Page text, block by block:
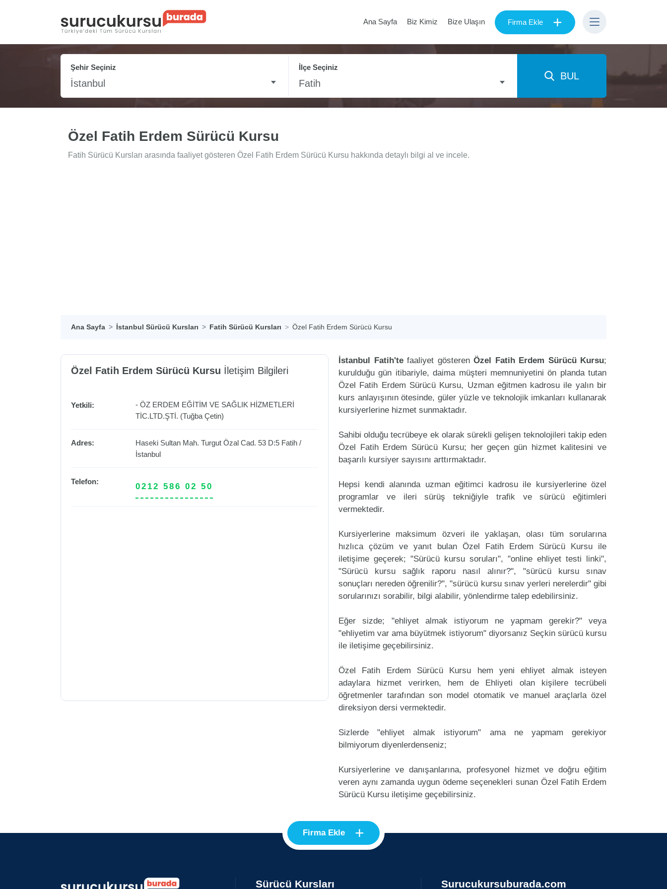
Ana Sayfa Biz Kimiz Bize Ulaşın Firma Ekle +
Şehir Seçiniz
İstanbul
İlçe Seçiniz
Fatih
BUL
Özel Fatih Erdem Sürücü Kursu
Fatih Sürücü Kursları arasında faaliyet gösteren Özel Fatih Erdem Sürücü Kursu hakkında detaylı bilgi al ve incele.
Ana Sayfa İstanbul Sürücü Kursları Fatih Sürücü Kursları Özel Fatih Erdem Sürücü Kursu
Özel Fatih Erdem Sürücü Kursu İletişim Bilgileri
Yetkili:
- ÖZ ERDEM EĞİTİM VE SAĞLIK HİZMETLERİ
TİC.LTD.ŞTİ. (Tuğba Çetin)
Adres: Haseki Sultan Mah. Turgut Özal Cad. 53 D:5 Fatih/
İstanbul
Telefon:
0212 586 02 50
İstanbul Fatih'tefaaliyet gösteren Özel Fatih Erdem Sürücü Kursu;
kurulduğu gün itibariyle, daima müşteri memnuniyetini ön planda tutan
Özel Fatih Erdem Sürücü Kursu, Uzman eğitmen kadrosu ile yalın bir
kurs anlayışının ötesinde, güler yüzle ve teknolojik imkanları kullanarak
kursiyerlerine hizmet sunmaktadır.
Sahibi olduğu tecrübeye ek olarak sürekli gelişen teknolojileri takip eden
Özel Fatih Erdem Sürücü Kursu; her geçen gün hizmet kalitesini ve
başarılı kursiyer sayısını arttırmaktadır.
Hepsi kendi alanında uzman eğitimci kadrosu ile kursiyerlerine özel
programlar ve ileri sürüş tekniğiyle trafik ve sürücü eğitimleri
vermektedir.
Kursiyerlerine maksimum özveri ile yaklaşan, olası tüm sorularına
hızlıca çözüm ve yanıt bulan Özel Fatih Erdem Sürücü Kursu ile
iletişime geçerek; "Sürücü kursu soruları", "online ehliyet testi linki",
"Sürücü kursu sağlık raporu nasıl alınır?", "sürücü kursu sınav
sonuçları nereden öğrenilir?", "sürücü kursu sınav yerleri nerelerdir" gibi
sorularınızı sorabilir, bilgi alabilir, yönlendirme talep edebilirsiniz.
Eğer sizde; "ehliyet almak istiyorum ne yapmam gerekir?" veya
"ehliyetim var ama büyütmek istiyorum" diyorsanız Seçkin sürücü kursu
ile iletişime geçebilirsiniz.
Özel Fatih Erdem Sürücü Kursu hem yeni ehliyet almak isteyen
adaylara hizmet verirken, hem de Ehliyeti olan kişilere tecrübeli
öğretmenler tarafından son model otomatik ve manuel araçlarla özel
direksiyon dersi vermektedir.
Sizlerde "ehliyet almak istiyorum" ama ne yapmam gerekiyor
bilmiyorum diyenlerdenseniz;
Kursiyerlerine ve danışanlarına, profesyonel hizmet ve doğru eğitim
veren aynı zamanda uygun ödeme seçenekleri sunan Özel Fatih Erdem
Sürücü Kursu iletişime geçebilirsiniz.
Firma Ekle +
Sürücü Kursları Surucukursuburada.com